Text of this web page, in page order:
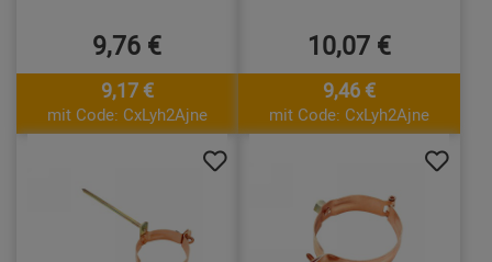
9,76 €
9,17 €
mit Code: CxLyh2Ajne
10,07 €
9,46 €
mit Code: CxLyh2Ajne